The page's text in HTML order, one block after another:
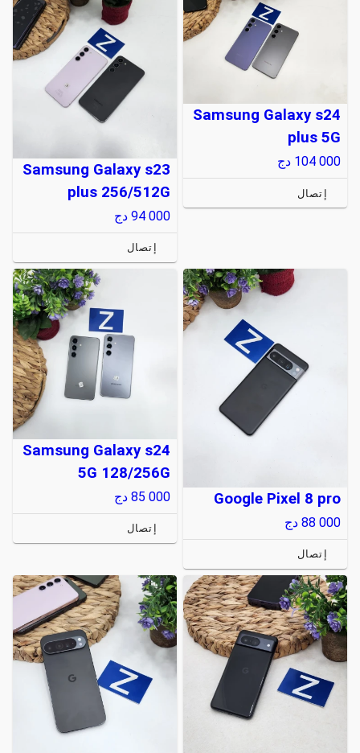
Samsung Galaxy s24
plus 5G
104 000 دج
إتصال
Samsung Galaxy s23
plus 256/512G
94 000 دج
إتصال
Google Pixel 8 pro
88 000 دج
إتصال
Samsung Galaxy s24
5G 128/256G
85 000 دج
إتصال